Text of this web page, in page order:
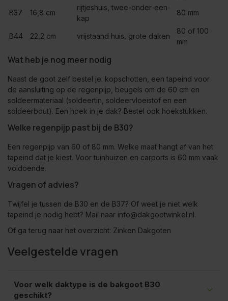
B37 16,8 cm
rijtjeshuis, twee-onder-een-
kap
80 mm
B44 22,2 cm vrijstaand huis, grote daken
80 of 100
mm
Wat heb je nog meer nodig
Naast de goot zelf bestel je: kopschotten, een tapeind voor
de aansluiting op de regenpijp, beugels om de 60 cm en
soldeermateriaal (soldeertin, soldeervloeistof en een
soldeerbout). Een hoek in je dak? Bestel ook hoekstukken.
Welke regenpijp past bij de B30?
Een regenpijp van 60 of 80 mm. Welke maat hangt af van het
tapeind dat je kiest. Voor tuinhuizen en carports is 60 mm vaak
voldoende.
Vragen of advies?
Twijfel je tussen de B30 en de B37? Of weet je niet welk
tapeind je nodig hebt? Mail naar info@dakgootwinkel.nl .
Of ga terug naar het overzicht: Zinken Dakgoten
Veelgestelde vragen
Voor welk daktype is de bakgoot B30
geschikt?